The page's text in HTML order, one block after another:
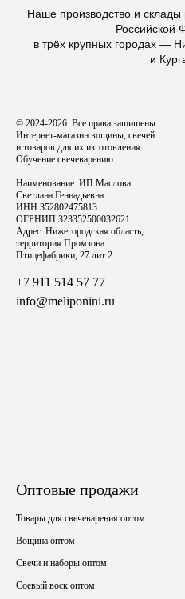
Наше производство и
Российской
в трёх крупных городах —
и
© 2024-2026. Все права защищены
Интернет-магазин вощины, свечей
и товаров для их изготовления
Обучение свечеварению
Наименование: ИП Маслова
Светлана Геннадьевна
ИНН 352802475813
ОГРНИП 323352500032621
Адрес: Нижегородская область,
территория Промзона
Птицефабрики, 27 лит 2
+7 911 514 57 77
info@meliponini.ru
Оптовые продажи
Товары для свечеварения оптом
Вощина оптом
Свечи и наборы оптом
Соевый воск оптом